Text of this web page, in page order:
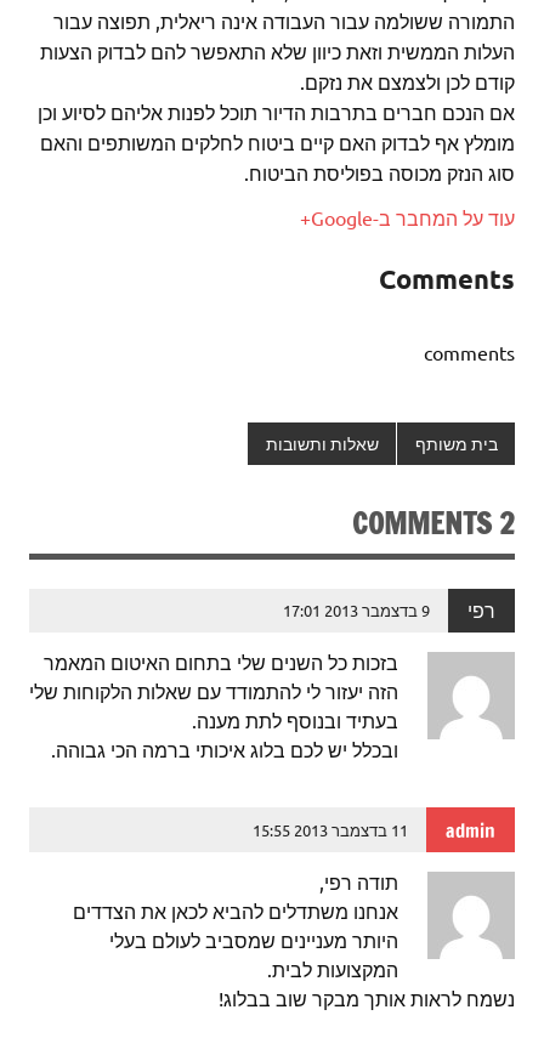
התמורה ששולמה עבור העבודה אינה ריאלית, תפוצה עבור
העלות הממשית וזאת כיוון שלא התאפשר להם לבדוק הצעות
קודם לכן ולצמצם את נזקם.
אם הנכם חברים בתרבות הדיור תוכל לפנות אליהם לסיוע וכן
מומלץ אף לבדוק האם קיים ביטוח לחלקים המשותפים והאם
סוג הנזק מכוסה בפוליסת הביטוח.
עוד על המחבר ב-Google+
Comments
comments
בית משותף שאלות ותשובות
2 COMMENTS
רפי 9 בדצמבר 2013 17:01
בזכות כל השנים שלי בתחום האיטום המאמר
הזה יעזור לי להתמודד עם שאלות הלקוחות שלי
בעתיד ובנוסף לתת מענה.
ובכלל יש לכם בלוג איכותי ברמה הכי גבוהה.
admin 11 בדצמבר 2013 15:55
תודה רפי,
אנחנו משתדלים להביא לכאן את הצדדים
היותר מעניינים שמסביב לעולם בעלי
המקצועות לבית.
נשמח לראות אותך מבקר שוב בבלוג!